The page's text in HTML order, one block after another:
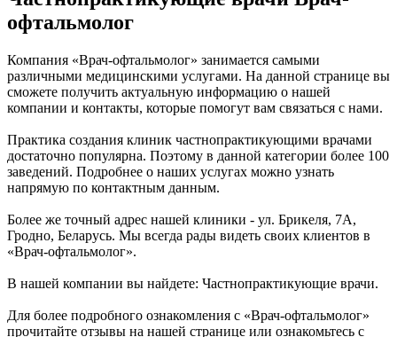
офтальмолог
Компания «Врач-офтальмолог» занимается самыми
различными медицинскими услугами. На данной странице вы
сможете получить актуальную информацию о нашей
компании и контакты, которые помогут вам связаться с нами.
Практика создания клиник частнопрактикующими врачами
достаточно популярна. Поэтому в данной категории более 100
заведений. Подробнее о наших услугах можно узнать
напрямую по контактным данным.
Более же точный адрес нашей клиники - ул. Брикеля, 7А,
Гродно, Беларусь. Мы всегда рады видеть своих клиентов в
«Врач-офтальмолог».
В нашей компании вы найдете: Частнопрактикующие врачи.
Для более подробного ознакомления с «Врач-офтальмолог»
прочитайте отзывы на нашей странице или ознакомьтесь с